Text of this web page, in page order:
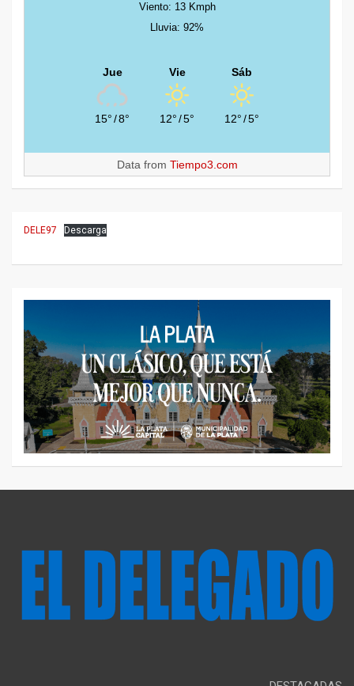
Viento: 13 Kmph
Lluvia: 92%
Jue
15°/8°
Vie
12°/5°
Sáb
12°/5°
Data from Tiempo3.com
DELE97 Descarga